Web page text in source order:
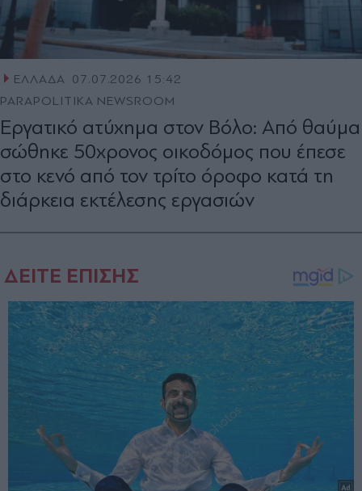
ΕΛΛΑΔΑ 07.07.2026 15:42
PARAPOLITIKA NEWSROOM
Εργατικό ατύχημα στον Βόλο: Από θαύμα
σώθηκε 50χρονος οικοδόμος που έπεσε
στο κενό από τον τρίτο όροφο κατά τη
διάρκεια εκτέλεσης εργασιών